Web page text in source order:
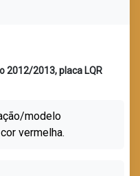
2012/2013, placa LQR
modelo
vermelha.